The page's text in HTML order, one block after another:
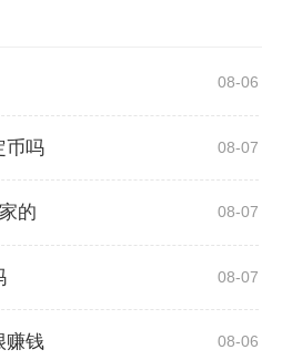
08-06
币吗 08-07
的 08-07
08-07
赚钱 08-06